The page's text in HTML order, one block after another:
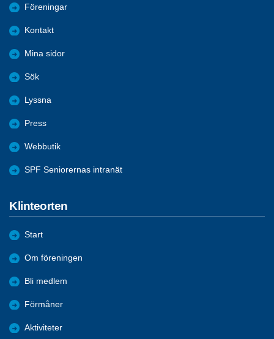
Föreningar
Kontakt
Mina sidor
Sök
Lyssna
Press
Webbutik
SPF Seniorernas intranät
Klinteorten
Start
Om föreningen
Bli medlem
Förmåner
Aktiviteter